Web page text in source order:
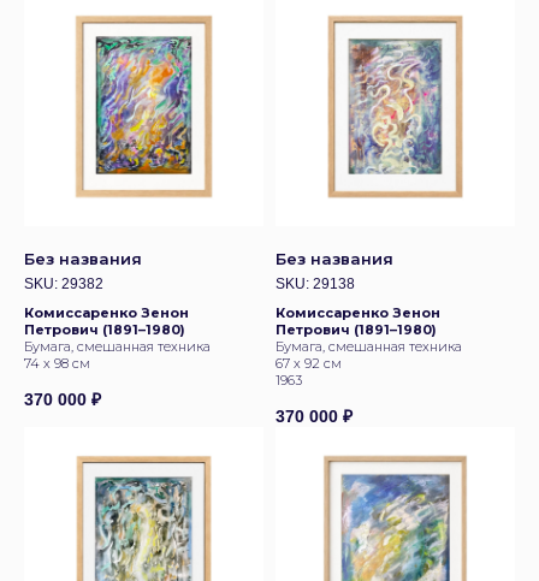
Без названия
SKU: 29382
Комиссаренко Зенон
Петрович (1891–1980)
Бумага, смешанная техника
74 х 98 см
370 000 ₽
Без названия
SKU: 29138
Комиссаренко Зенон
Петрович (1891–1980)
Бумага, смешанная техника
67 х 92 см
1963
370 000 ₽
олитика конфиденциальности
ип постригай анастасия
арт-пространство «куб»
москва, ул. тверская, 3, -2
здание отеля the carlton,
ежедневно: 12:00−21:00
номер телефона:
info@postrigaygallery.ru